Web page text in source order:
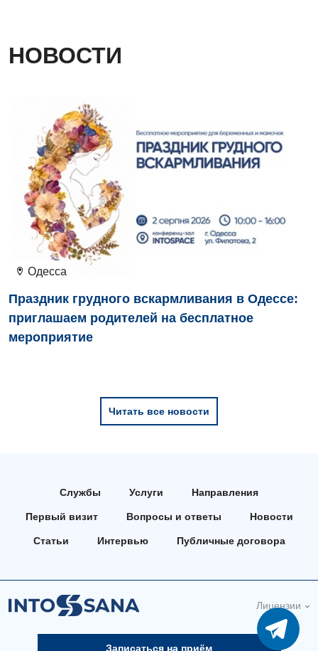
Маммология
Неврология
Нейрохирургия
Онкологическое отделение
Ортопедия и травматология
Отделение интенсивной терапии
Офтальмологическое отделение
Пульмонология
Терапевтическое отделение
Терапия
Урологическое отделение
НОВОСТИ
Одесса
Праздник грудного вскармливания в Одессе:
приглашаем родителей на бесплатное
мероприятие
Читать все новости
Службы Услуги Направления
Первый визит Вопросы и ответы Новости
Статьи Интервью Публичные договора
Лицензии
Записаться на приём